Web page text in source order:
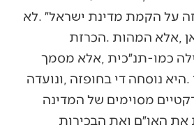
‬העצמאות‭ ‬אינה‭ ‬מגילה‭ ‬כמו‭-‬תנ״כית‭, ‬אלא‭ ‬מסמך‭